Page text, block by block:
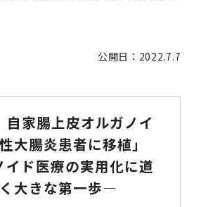
の履修者に係る「編入学」
の決定について
イバーシティ＆インクルー
推進法による一般事業主行
向けた取り組み
現在は受け付けておりませ
等のお知らせ
いて
to Science Tokyo
４年度）総合知と癒しの次
ナー育成プログラム（医歯学
SPRING (医歯学系)」
院生制度）対象学生（秋入
サポートトップ
いて
お知らせ
２５年度）新入生向けPC購
ンク集
パスメンバーズ
交通機関運休による休講措
博士課程医歯学系専攻履修要
博士課程生命理工学系専攻履
）
企画課
義トップ
報告書
）
機構
プ
おける数理・データサイエン
合イノベーション機構
合イノベーション機構トップ
ションセンター
使用する実験(学内専用)
査委員会
説明会資料(ダウンロード)(学
公開日：2022.7.7
自家腸上皮オルガノイ
大腸炎患者に移植」
ド医療の実用化に道
大きな第一歩―